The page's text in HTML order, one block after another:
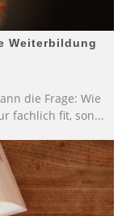
Weiterbildung
die Frage: Wie
fachlich fit, son...